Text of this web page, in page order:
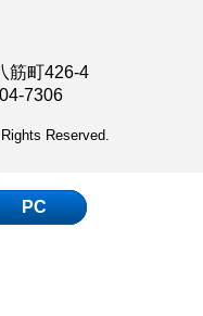
筋町426-4
7306
Reserved.
PC